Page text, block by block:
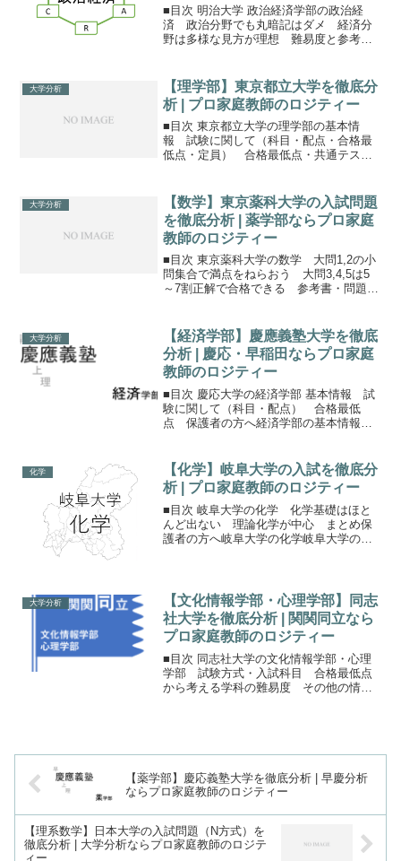
■目次 明治大学 政治経済学部の政治経
済 政治分野でも丸暗記はダメ 経済分
野は多様な見方が理想 難易度と参考
治経済は選択科目。学部別の試験でも全
学部統一でも、 歴史、...
大学分析
【理学部】東京都立大学を徹底分
析 | プロ家庭教師のロジティー
■目次 東京都立大学の理学部の基本情
報 試験に関して（科目・配点・合格最
低点・定員） 合格最低点・共通テスト
都立大学は、東京都の公立大学。都内の
国公立総合大学としては...
大学分析
【数学】東京薬科大学の入試問題
を徹底分析 | 薬学部ならプロ家庭
教師のロジティー
■目次 東京薬科大学の数学 大問1,2の小
問集合で満点をねらおう 大問3,4,5は5
～7割正解で合格できる 参考書・問題
があるのはB方式のみ。A方式とS方式に
も数学の試...
大学分析
【経済学部】慶應義塾大学を徹底
分析 | 慶応・早稲田ならプロ家庭
教師のロジティー
■目次 慶応大学の経済学部 基本情報 試
験に関して（科目・配点） 合格最低
点 保護者の方へ経済学部の基本情報慶
式400人 Ｂ方式200人合計で600人が定員
となってい...
化学
【化学】岐阜大学の入試を徹底分
析 | プロ家庭教師のロジティー
■目次 岐阜大学の化学 化学基礎はほと
んど出ない 理論化学が中心 まとめ保
護者の方へ岐阜大学の化学岐阜大学の化
科は大問4つ、他の...
大学分析
【文化情報学部・心理学部】同志
社大学を徹底分析 | 関関同立なら
プロ家庭教師のロジティー
■目次 同志社大学の文化情報学部・心理
学部 試験方式・入試科目 合格最低点
から考える学科の難易度 その他の情報
【薬学部】慶応義塾大学を徹底分析 | 早慶分析
ならプロ家庭教師のロジティー
【理系数学】日本大学の入試問題（N方式）を
徹底分析 | 大学分析ならプロ家庭教師のロジテ
ィー